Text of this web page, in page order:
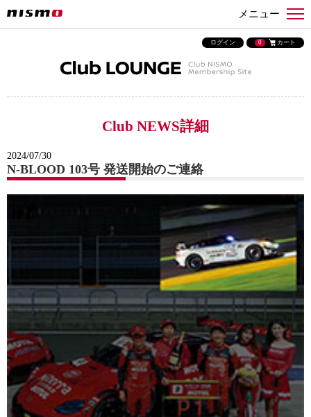
メニュー
ログイン 0 カート
Club NEWS詳細
2024/07/30
N-BLOOD 103号 発送開始のご連絡